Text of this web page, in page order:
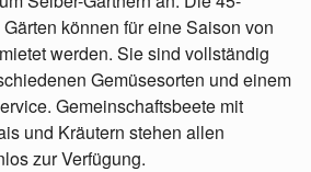
können für eine Saison von
werden. Sie sind vollständig
Gemüsesorten und einem
Gemeinschaftsbeete mit
und Kräutern stehen allen
zur Verfügung.